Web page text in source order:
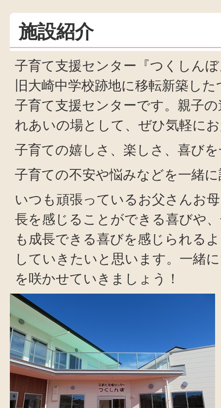
施設紹介
子育て支援センター『つくしん
旧大崎中学校跡地に移転新築し
子育て支援センターです。親子
れあいの場として、ぜひ気軽に
子育ての嬉しさ、楽しさ、喜び
子育ての不安や悩みなどを一緒
いつも頑張っているお父さんお
長を感じることができる喜びや
も成長できる喜びを感じられる
していきたいと思います。一緒
を咲かせていきましょう！